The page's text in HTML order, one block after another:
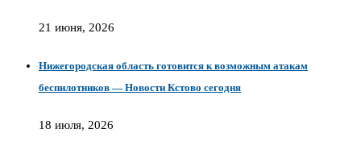
21 июня, 2026
Нижегородская область готовится к возможным атакам
беспилотников — Новости Кстово сегодня
18 июля, 2026